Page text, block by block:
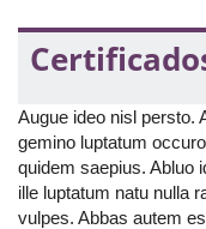
Augue ideo nisl persto.
gemino luptatum
quidem saepius. Abluo
ille luptatum natu nulla
vulpes. Abbas autem